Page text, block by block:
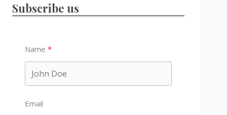
Subscribe us
Name
Email